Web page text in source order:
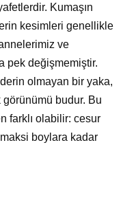
Kumaşın
kesimleri genellikle
ve
pek değişmemiştir.
olmayan bir yaka,
budur. Bu
farklı olabilir: cesur
boylara kadar